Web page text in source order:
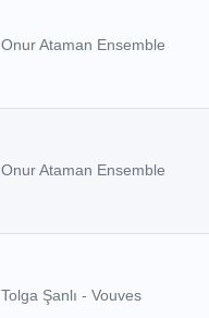
Onur Ataman Ensemble
Onur Ataman Ensemble
Tolga Şanlı - Vouves